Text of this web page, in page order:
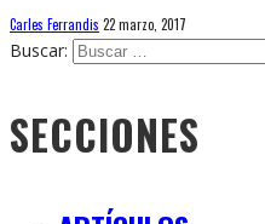
Carles Ferrandis 22 marzo, 2017
Buscar:
SECCIONES